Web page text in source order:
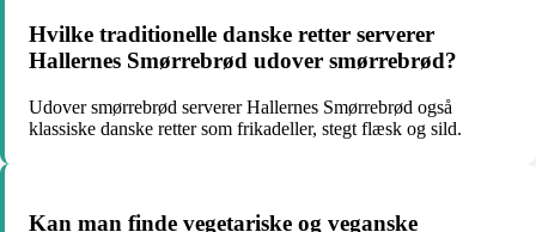
Hvilke traditionelle danske retter serverer
Hallernes Smørrebrød udover smørrebrød?
Udover smørrebrød serverer Hallernes Smørrebrød også
klassiske danske retter som frikadeller, stegt flæsk og sild.
Kan man finde vegetariske og veganske